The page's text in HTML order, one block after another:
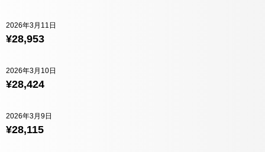
¥28,953
2026年3月11日
¥28,424
2026年3月10日
¥28,115
2026年3月9日